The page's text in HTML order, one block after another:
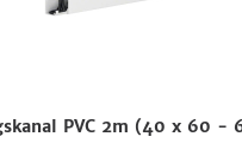
PVC 2m (40 x 60 -